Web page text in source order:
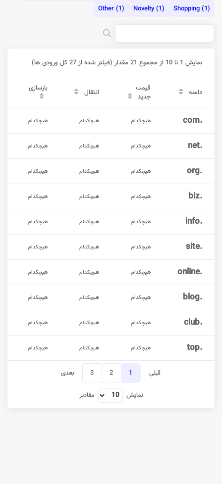
Shopping (1)
Novelty (1)
Other (1)
نمایش 1 تا 10 از مجموع 21 مقدار (فیلتر شده از 27 کل ورودی ها)
دامنه
قیمت
جدید
انتقال بازسازی
.
com هیچکدام هیچکدام هیچکدام
.
net هیچکدام هیچکدام هیچکدام
.
org هیچکدام هیچکدام هیچکدام
.
biz هیچکدام هیچکدام هیچکدام
.
info هیچکدام هیچکدام هیچکدام
.
site هیچکدام هیچکدام هیچکدام
.
online هیچکدام هیچکدام هیچکدام
.
blog هیچکدام هیچکدام هیچکدام
.
club هیچکدام هیچکدام هیچکدام
.
top هیچکدام هیچکدام هیچکدام
قبلی 1
2
3 بعدی
نمایش مقادیر